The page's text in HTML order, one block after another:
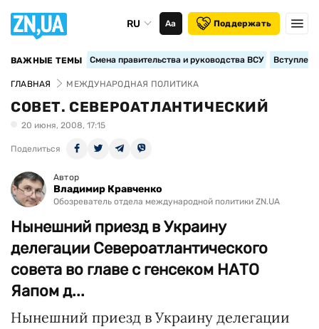
RU Аа Поддержать
ВАЖНЫЕ ТЕМЫ Смена правительства и руководства ВСУ
ГЛАВНАЯ МЕЖДУНАРОДНАЯ ПОЛИТИКА
СОВЕТ. СЕВЕРОАТЛАНТИЧЕСКИЙ
20 июня, 2008, 17:15
Поделиться
Автор
Владимир Кравченко
Обозреватель отдела международной политики ZN.UA
Нынешний приезд в Украину
делегации Североатлантического
совета во главе с генсеком НАТО
Яапом д...
Нынешний приезд в Украину делегации